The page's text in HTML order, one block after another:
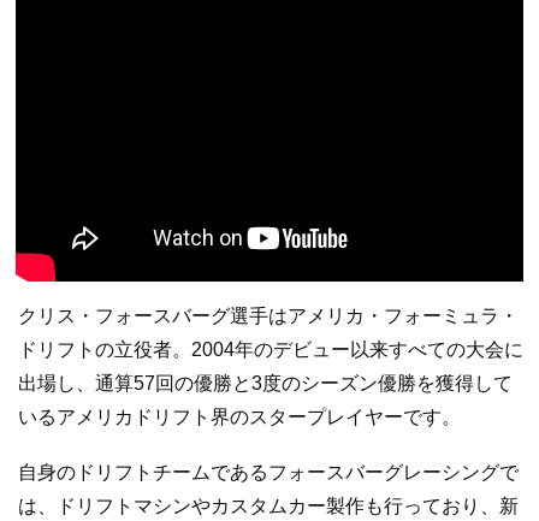
クリス・フォースバーグ選手はアメリカ・フォーミュラ・
ドリフトの立役者。2004年のデビュー以来すべての大会に
出場し、通算57回の優勝と3度のシーズン優勝を獲得して
いるアメリカドリフト界のスタープレイヤーです。
自身のドリフトチームであるフォースバーグレーシングで
は、ドリフトマシンやカスタムカー製作も行っており、新